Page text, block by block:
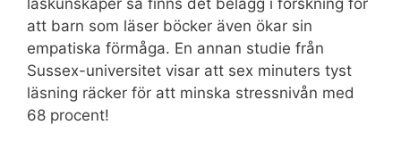
att barn som läser böcker även ökar sin
empatiska förmåga. En annan studie från
Sussex-universitet visar att sex minuters tyst
läsning räcker för att minska stressnivån med
68 procent!